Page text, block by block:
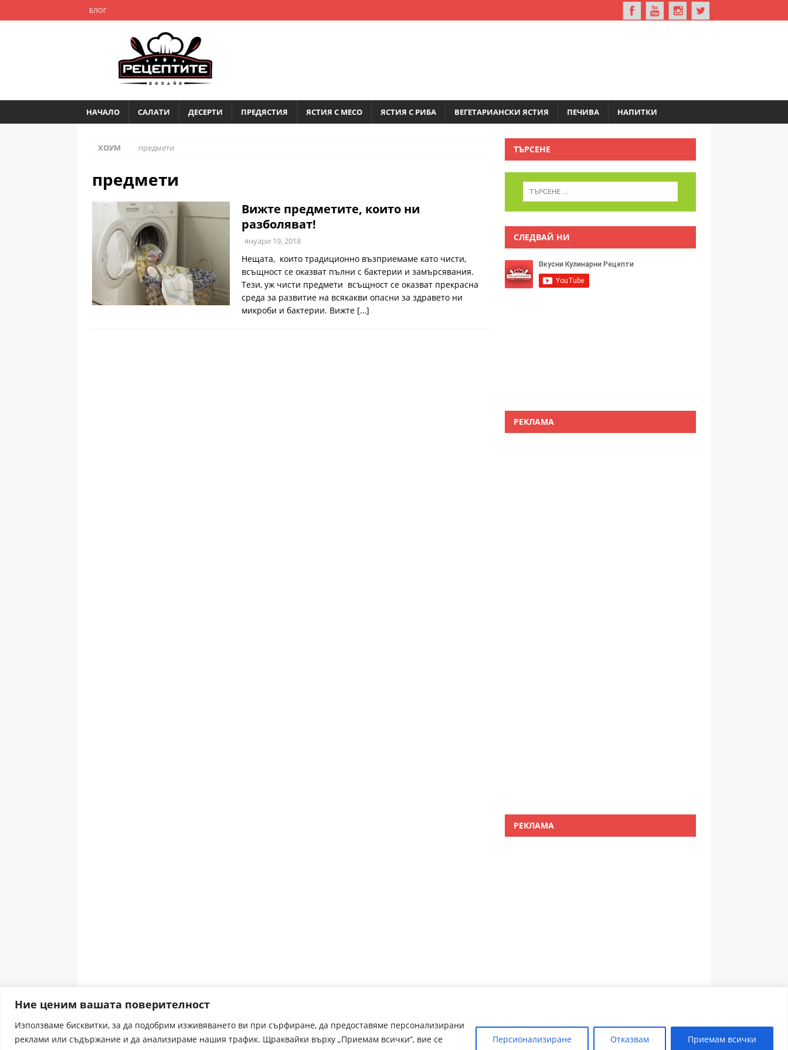
Ние ценим вашата поверителност
Използваме бисквитки, за да подобрим изживяването ви при сърфиране, да предоставяме персонализирани
реклами или съдържание и да анализираме нашия трафик. Щраквайки върху „Приемам всички“, вие се
Персионализиране Отказвам Приемам всички
БЛОГ
НАЧАЛО САЛАТИ ДЕСЕРТИ ПРЕДЯСТИЯ ЯСТИЯ С МЕСО ЯСТИЯ С РИБА ВЕГЕТАРИАНСКИ ЯСТИЯ ПЕЧИВА НАПИТКИ
ХОУМ предмети
предмети
Вижте предметите, които ни
разболяват!
януари 19, 2018
Нещата, които традиционно възприемаме като чисти,
всъщност се оказват пълни с бактерии и замърсявания.
Тези, уж чисти предмети всъщност се оказват прекрасна
среда за развитие на всякакви опасни за здравето ни
микроби и бактерии. Вижте […]
ТЪРСЕНЕ
СЛЕДВАЙ НИ
РЕКЛАМА
РЕКЛАМА
ЗЪБОЛЕКАР ПЛОВДИВ